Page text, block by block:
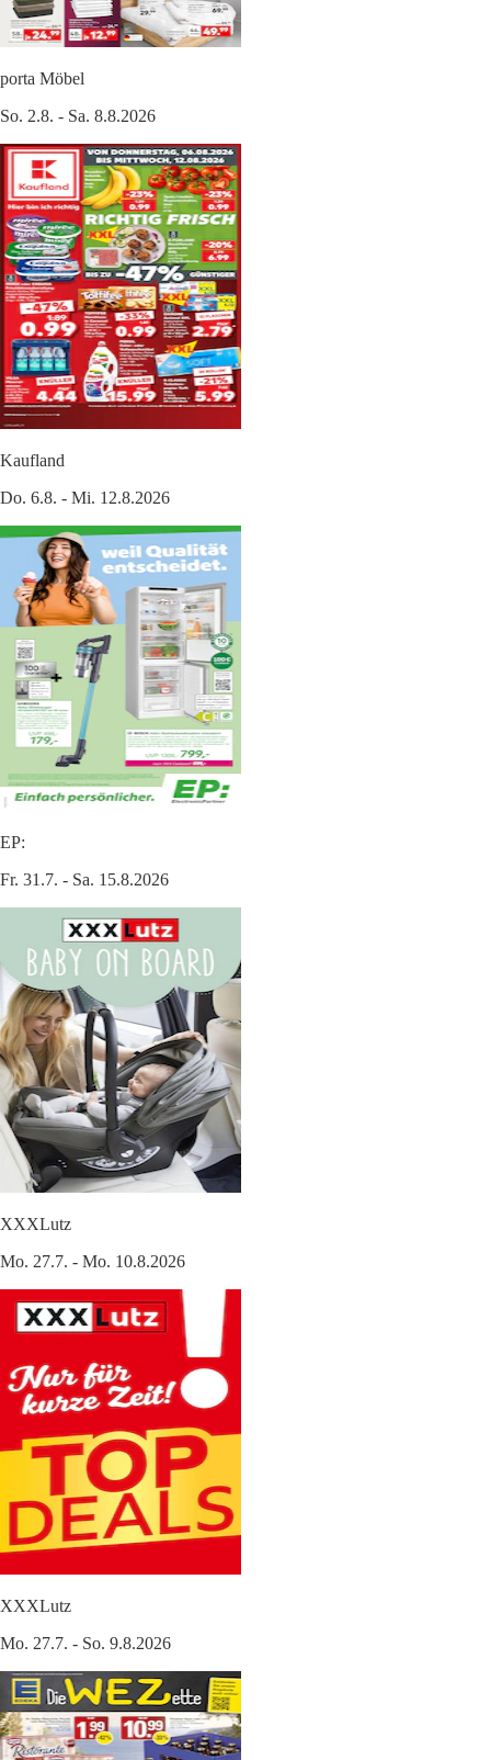
porta Möbel
So. 2.8. - Sa. 8.8.2026
Kaufland
Do. 6.8. - Mi. 12.8.2026
EP:
Fr. 31.7. - Sa. 15.8.2026
XXXLutz
Mo. 27.7. - Mo. 10.8.2026
XXXLutz
Mo. 27.7. - So. 9.8.2026